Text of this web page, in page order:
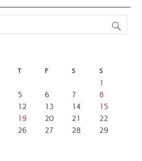
T F S S
1
5 6 7
8
12 13 14
15
19 20 21
22
26 27 28
29